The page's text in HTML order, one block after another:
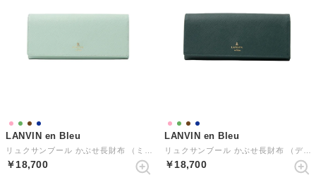
LANVIN en Bleu
￥18,700
LANVIN en Bleu
￥18,700